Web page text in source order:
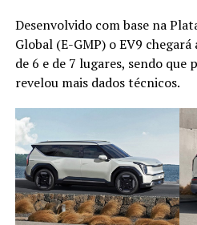
Desenvolvido com base na
Global (E-GMP) o EV9
de 6 e de 7 lugares, sendo que
revelou mais dados técnicos.